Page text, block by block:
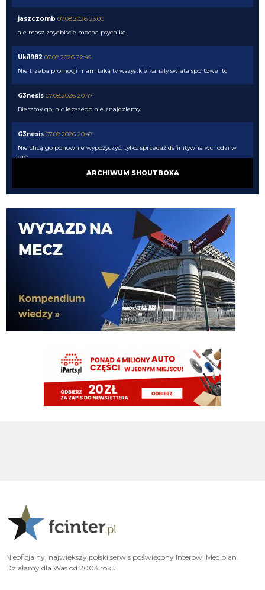
jaszczomb 07.08.2026 23:00
ale masz zayebiscie mocna psychike
Uki1982 07.08.2026 22:45
Nie trzeba promocji mam taką tv wszystkie kanaly swiata sportowe itd
G3nesis 07.08.2026 20:47
Bierzmy go, nic lepszego nie znajdziemy
G3nesis 07.08.2026 20:47
Nie chcą go ponownie wypożyczyć, tylko sprzedaż definitywna wchodzi w
grę
Cancelo wrócił do Al Hilal
Nerazzurro90
07.08.2026 19:42
Botmon publicznie czci zmarlego bandyte piscitelliego brak slow obraz
nedzy i rozpaczy
G3nesis
07.08.2026 19:15
Hehe 😁
Adriano ty already dead a nie forever he xd
FENDI_SOSA 07.08.2026 18:56
Oleeks ciśnij go he
Adriano_forever
typ jest odklejony
Wiem, że on tutaj coś pisał, pewnie ma w zwyczaju też czytać i pompować
sobie ego na każdą wspominkę o nim xD Żałosny typek
ARCHIWUM SHOUTBOXA
Nieoficjalny, największy polski serwis poświęcony Interowi Mediolan.
Działamy dla Was od 2003 roku!